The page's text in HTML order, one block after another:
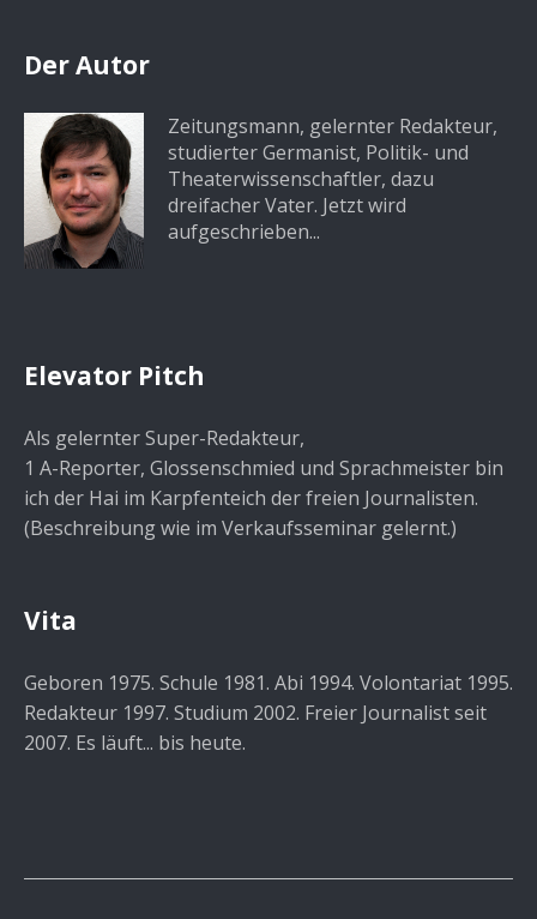
Der Autor
Zeitungsmann, gelernter Redakteur,
studierter Germanist, Politik- und
Theaterwissenschaftler, dazu
dreifacher Vater. Jetzt wird
aufgeschrieben...
Elevator Pitch
Als gelernter Super-Redakteur,
1 A-Reporter, Glossenschmied und Sprachmeister bin
ich der Hai im Karpfenteich der freien Journalisten.
(Beschreibung wie im Verkaufsseminar gelernt.)
Vita
Geboren 1975. Schule 1981. Abi 1994. Volontariat 1995.
Redakteur 1997. Studium 2002. Freier Journalist seit
2007. Es läuft... bis heute.